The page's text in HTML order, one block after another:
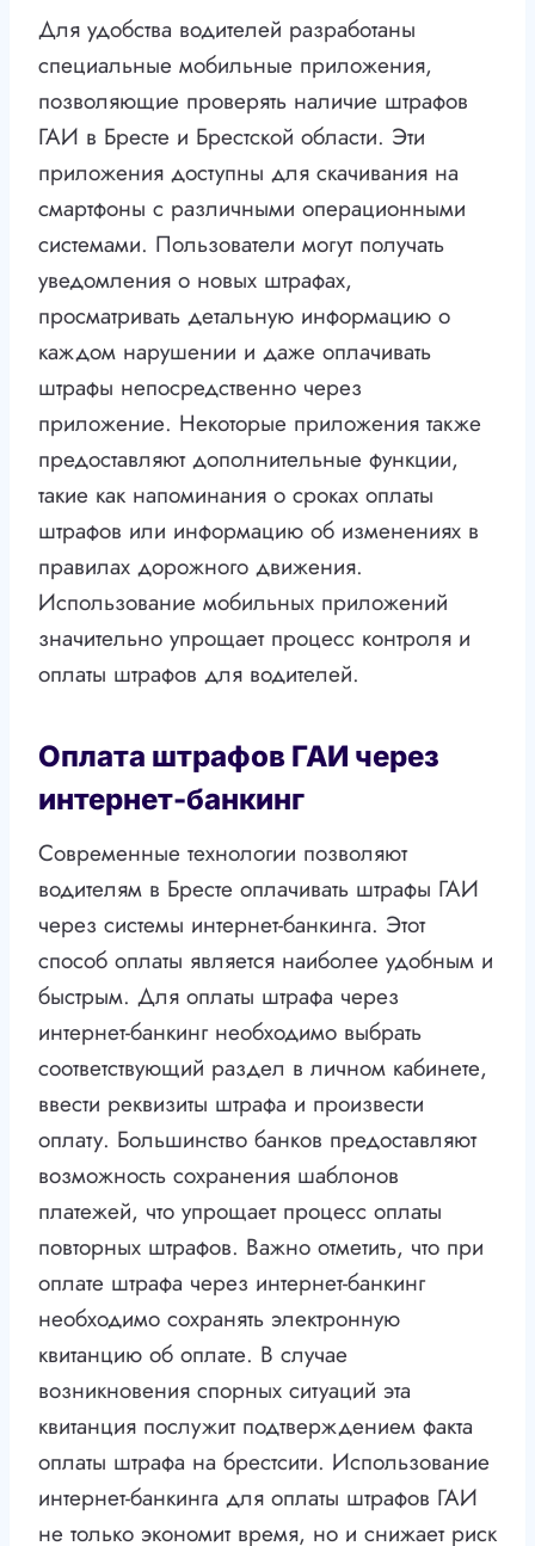
Для удобства водителей разработаны
специальные мобильные приложения,
позволяющие проверять наличие штрафов
ГАИ в Бресте и Брестской области. Эти
приложения доступны для скачивания на
смартфоны с различными операционными
системами. Пользователи могут получать
уведомления о новых штрафах,
просматривать детальную информацию о
каждом нарушении и даже оплачивать
штрафы непосредственно через
приложение. Некоторые приложения также
предоставляют дополнительные функции,
такие как напоминания о сроках оплаты
штрафов или информацию об изменениях в
правилах дорожного движения.
Использование мобильных приложений
значительно упрощает процесс контроля и
оплаты штрафов для водителей.
Оплата штрафов ГАИ через
интернет-банкинг
Современные технологии позволяют
водителям в Бресте оплачивать штрафы ГАИ
через системы интернет-банкинга. Этот
способ оплаты является наиболее удобным и
быстрым. Для оплаты штрафа через
интернет-банкинг необходимо выбрать
соответствующий раздел в личном кабинете,
ввести реквизиты штрафа и произвести
оплату. Большинство банков предоставляют
возможность сохранения шаблонов
платежей, что упрощает процесс оплаты
повторных штрафов. Важно отметить, что при
оплате штрафа через интернет-банкинг
необходимо сохранять электронную
квитанцию об оплате. В случае
возникновения спорных ситуаций эта
квитанция послужит подтверждением факта
оплаты штрафа на брестсити. Использование
интернет-банкинга для оплаты штрафов ГАИ
не только экономит время, но и снижает риск